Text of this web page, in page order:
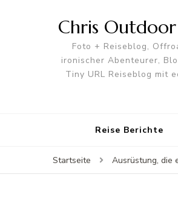
Chris
Foto + Reiseblog,
ironischer Abenteurer,
Tiny URL Reiseblog mit
Reise Berichte
Startseite Ausrüstung, die